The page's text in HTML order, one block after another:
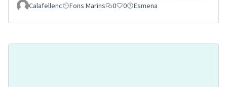
Calafellenc
Fons Marins 0 0 Esmena